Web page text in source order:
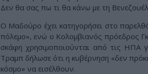
Δεν θα σας πω τι θα κάνω με τη
Ο Μαδούρο έχει κατηγορήσει στο
πόλεμο», ενώ ο Κολομβιανός πρόεδρος
σκάφη χρησιμοποιούνται από τις ΗΠΑ
Τραμπ δήλωσε ότι η κυβέρνηση «δεν
κόσμο» να εισέλθουν.